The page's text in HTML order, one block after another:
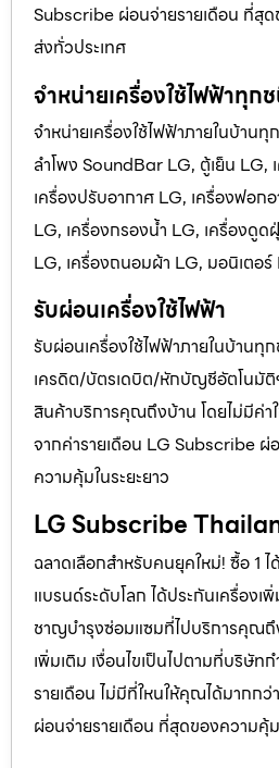
Subscribe ผ่อนจ่ายรายเดือน ที่สุด
ส่งทั่วประเทศ
จำหน่ายเครื่องใช้ไฟฟ้าทุก
จำหน่ายเครื่องใช้ไฟฟ้าภายในบ้าน
ลำโพง SoundBar LG, ตู้เย็น LG,
เครื่องปรับอากาศ LG, เครื่องฟอก
LG, เครื่องกรองน้ำ LG, เครื่องดู
LG, เครื่องถนอมผ้า LG, มอนิเตอร์
รับผ่อนเครื่องใช้ไฟฟ้า
รับผ่อนเครื่องใช้ไฟฟ้าภายในบ้าน
เครดิต/บัตรเดบิต/หักบัญชีอัตโนมัติ
สินค้าบริการคุณถึงบ้าน โดยไม่มีค่า
จากค่ารายเดือน LG Subscribe ผ่
ความคุ้มในระยะยาว
LG Subscribe
ฉลาดเลือกสำหรับคนยุคใหม่! ซื้อ 1
แบรนด์ระดับโลก ได้ประกันเครื่องเ
ชาญบำรุงซ่อมแซมที่ไปบริการคุณถึ
เพิ่มเติม เงื่อนไขเป็นไปตามที่บริษั
รายเดือน ไม่มีที่ใหนให้คุณได้มากก
ผ่อนจ่ายรายเดือน ที่สุดของความคุ้ม